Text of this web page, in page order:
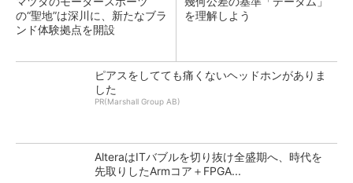
の“聖地”は深川に、新たなブラ
ンド体験拠点を開設
を理解しよう
ピアスをしてても痛くないヘッドホンがありま
した
PR(Marshall Group AB)
AlteraはITバブルを切り抜け全盛期へ、時代を
先取りしたArmコア＋FPGA...